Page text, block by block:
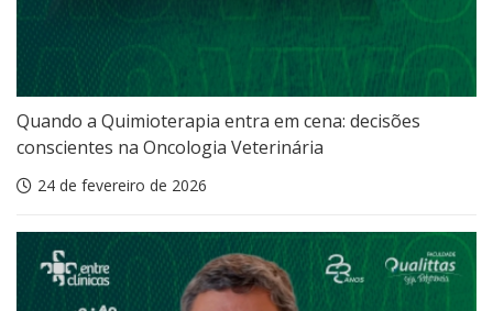
Quando a Quimioterapia entra em cena: decisões
conscientes na Oncologia Veterinária
24 de fevereiro de 2026